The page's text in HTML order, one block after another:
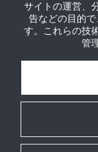
サイトの運営、
告などの目的
す。これらの技
管